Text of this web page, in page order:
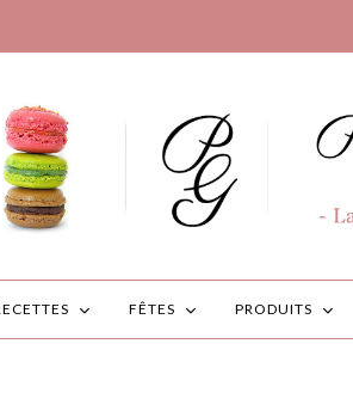
FÊTES PRODUITS